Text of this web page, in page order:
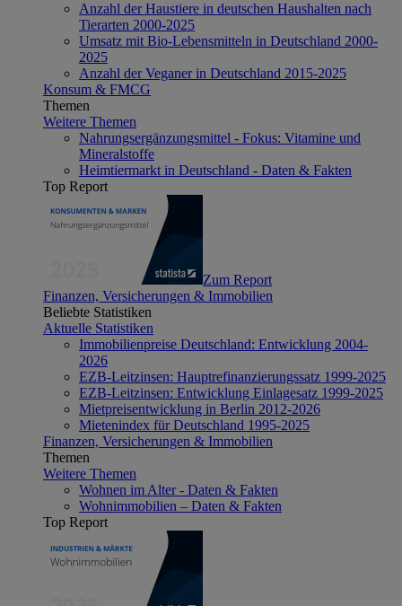
Anzahl der Haustiere in deutschen Haushalten nach
Tierarten 2000-2025
Umsatz mit Bio-Lebensmitteln in Deutschland 2000-
2025
Anzahl der Veganer in Deutschland 2015-2025
Konsum & FMCG
Themen
Weitere Themen
Nahrungsergänzungsmittel - Fokus: Vitamine und
Mineralstoffe
Heimtiermarkt in Deutschland - Daten & Fakten
Top Report
Zum Report
Finanzen, Versicherungen & Immobilien
Beliebte Statistiken
Aktuelle Statistiken
Immobilienpreise Deutschland: Entwicklung 2004-
2026
EZB-Leitzinsen: Hauptrefinanzierungssatz 1999-2025
EZB-Leitzinsen: Entwicklung Einlagesatz 1999-2025
Mietpreisentwicklung in Berlin 2012-2026
Mietenindex für Deutschland 1995-2025
Finanzen, Versicherungen & Immobilien
Themen
Weitere Themen
Wohnen im Alter - Daten & Fakten
Wohnimmobilien – Daten & Fakten
Top Report